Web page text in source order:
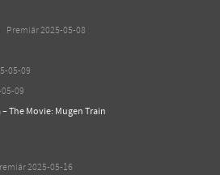
Premiär 2025-05-08
05-09
09
The Movie: Mugen Train
2025-05-16